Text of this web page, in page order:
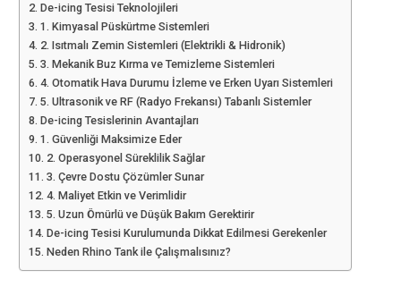
De-icing Tesisi Teknolojileri
1. Kimyasal Püskürtme Sistemleri
2. Isıtmalı Zemin Sistemleri (Elektrikli & Hidronik)
3. Mekanik Buz Kırma ve Temizleme Sistemleri
4. Otomatik Hava Durumu İzleme ve Erken Uyarı Sistemleri
5. Ultrasonik ve RF (Radyo Frekansı) Tabanlı Sistemler
De-icing Tesislerinin Avantajları
1. Güvenliği Maksimize Eder
2. Operasyonel Süreklilik Sağlar
3. Çevre Dostu Çözümler Sunar
4. Maliyet Etkin ve Verimlidir
5. Uzun Ömürlü ve Düşük Bakım Gerektirir
De-icing Tesisi Kurulumunda Dikkat Edilmesi Gerekenler
Neden Rhino Tank ile Çalışmalısınız?